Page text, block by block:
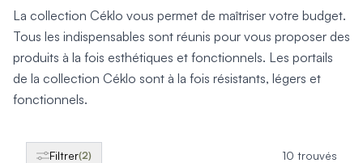
Produits > Portillons > Tous nos portillons
Produits > Portillons > Portillons contemporains
Produits > Portillons > Portillons traditionnels
Produits > Portillons > Portillons architectes
Produits > Portillons > Portillons décoratifs
Produits > Portillons > Motorisation Portillon
Produits > Clôtures > Toutes nos clôtures
La collection Céklo vous permet de maîtriser votre budget.
Tous les indispensables sont réunis pour vous proposer des
produits à la fois esthétiques et fonctionnels. Les portails
de la collection Céklo sont à la fois résistants, légers et
fonctionnels.
Filtrer(2) 10 trouvés